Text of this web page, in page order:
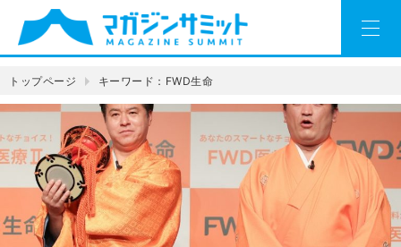
トップページ キーワード：FWD生命